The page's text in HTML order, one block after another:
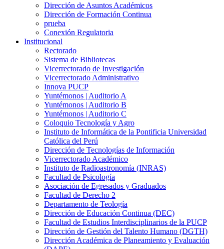
Dirección de Asuntos Académicos
Dirección de Formación Continua
prueba
Conexión Regulatoria
Institucional
Rectorado
Sistema de Bibliotecas
Vicerrectorado de Investigación
Vicerrectorado Administrativo
Innova PUCP
Yuntémonos | Auditorio A
Yuntémonos | Auditorio B
Yuntémonos | Auditorio C
Coloquio Tecnología y Agro
Instituto de Informática de la Pontificia Universidad
Católica del Perú
Dirección de Tecnologías de Información
Vicerrectorado Académico
Instituto de Radioastronomía (INRAS)
Facultad de Psicología
Asociación de Egresados y Graduados
Facultad de Derecho 2
Departamento de Teología
Dirección de Educación Continua (DEC)
Facultad de Estudios Interdisciplinarios de la PUCP
Dirección de Gestión del Talento Humano (DGTH)
Dirección Académica de Planeamiento y Evaluación